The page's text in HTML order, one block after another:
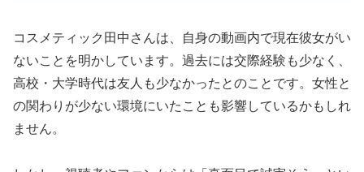
コスメティック田中さんは、自身の動画内で現在彼女がい
ないことを明かしています。過去には交際経験も少なく、
高校・大学時代は友人も少なかったとのことです。女性と
の関わりが少ない環境にいたことも影響しているかもしれ
ません。